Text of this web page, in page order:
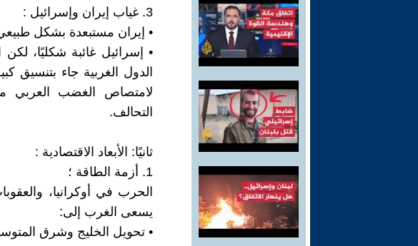
3. غياب إيران وإسرائيل :
• إيران مستبعدة بشكل
• إسرائيل غائبة شكليًا،
الدول الغربية جاء بتنسيق
لامتصاص الغضب العربي
التحالف.
ثانيًا: الأبعاد الاقتصادية :
1. أزمة الطاقة ؛
الحرب في أوكرانيا،
يسعى الغرب إلى:
• تحويل الخليج وشرق